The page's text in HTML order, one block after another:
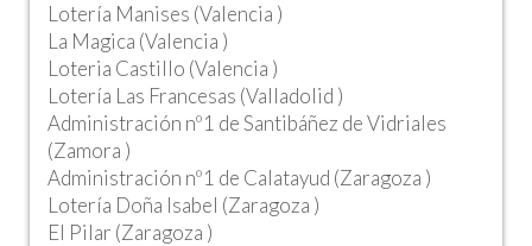
Lotería Manises (Valencia )
La Magica (Valencia )
Loteria Castillo (Valencia )
Lotería Las Francesas (Valladolid )
Administración nº1 de Santibáñez de Vidriales
(Zamora )
Administración nº1 de Calatayud (Zaragoza )
Lotería Doña Isabel (Zaragoza )
El Pilar (Zaragoza )